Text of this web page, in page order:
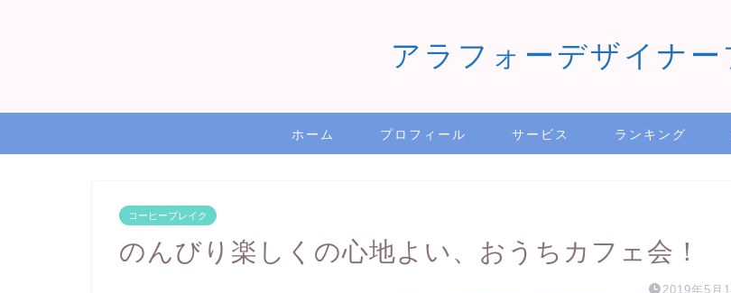
アラフォーデザイナー
ホーム プロフィール サービス ランキング
コーヒーブレイク
のんびり楽しくの心地よい、おうちカフェ会！
2019年5月